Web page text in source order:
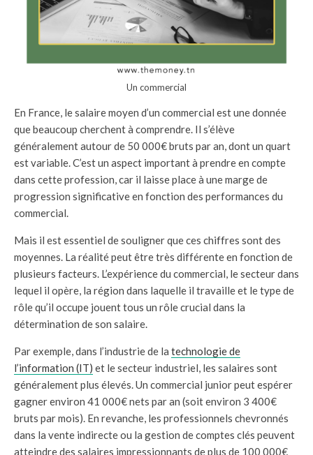
Un commercial
En France, le salaire moyen d’un commercial est une donnée
que beaucoup cherchent à comprendre. Il s’élève
généralement autour de 50 000€ bruts par an, dont un quart
est variable. C’est un aspect important à prendre en compte
dans cette profession, car il laisse place à une marge de
progression significative en fonction des performances du
commercial.
Mais il est essentiel de souligner que ces chiffres sont des
moyennes. La réalité peut être très différente en fonction de
plusieurs facteurs. L’expérience du commercial, le secteur dans
lequel il opère, la région dans laquelle il travaille et le type de
rôle qu’il occupe jouent tous un rôle crucial dans la
détermination de son salaire.
Par exemple, dans l’industrie de la technologie de
l’information (IT) et le secteur industriel, les salaires sont
généralement plus élevés. Un commercial junior peut espérer
gagner environ 41 000€ nets par an (soit environ 3 400€
bruts par mois). En revanche, les professionnels chevronnés
dans la vente indirecte ou la gestion de comptes clés peuvent
atteindre des salaires impressionnants de plus de 100 000€